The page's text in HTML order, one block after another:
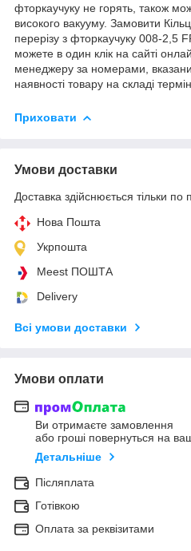
фторкаучуку не горять, також
високого вакууму. Замовити
перерізу з фторкаучуку 008-2,5
можете в один клік на сайті
менеджеру за номерами,
наявності товару на складі
Приховати
Умови доставки
Доставка здійснюється тільки по
Нова Пошта
Укрпошта
Meest ПОШТА
Delivery
Всі умови доставки
Умови оплати
Ви отримаєте замовлення
або гроші повернуться на
Детальніше
Післяплата
Готівкою
Оплата за реквізитами